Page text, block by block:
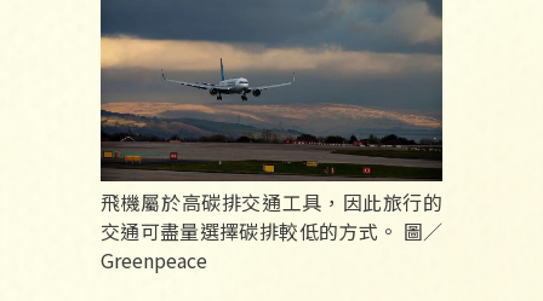
飛機屬於高碳排交通工具，因此旅行的
交通可盡量選擇碳排較低的方式。 圖／
Greenpeace